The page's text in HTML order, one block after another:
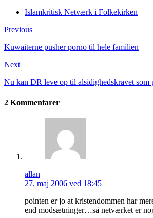
Islamkritisk Netværk i Folkekirken
Previous
Kuwaiterne pusher porno til hele familien
Next
Nu kan DR leve op til alsidighedskravet som
2 Kommentarer
allan
27. maj 2006 ved 18:45
pointen er jo at kristendommen har
end modsætninger…så netværket er